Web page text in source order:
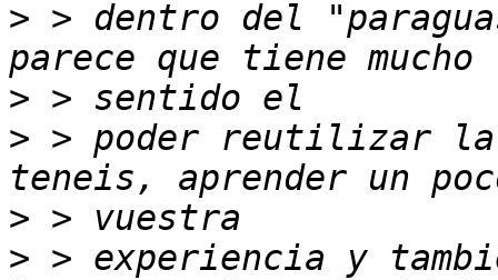
> > dentro del
>
> > poder reutilizar la
>
> > experiencia y